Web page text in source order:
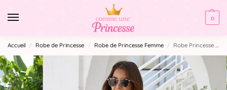
0
Accueil / Robe de Princesse / Robe de Princesse Femme / Robe Princesse Imprimé Léopard